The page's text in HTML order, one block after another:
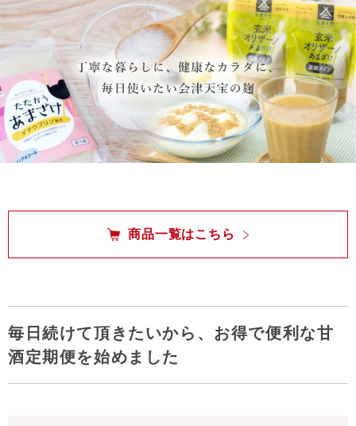
商品一覧はこちら
毎日続けて頂きたいから、お得で便利な甘
酒定期便を始めました